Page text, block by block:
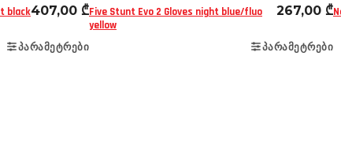
black407,00 ₾
ᲞᲐᲠᲐᲛᲔᲢᲠᲔᲑᲘ
Five Stunt Evo 2 Gloves night blue/fluo
yellow
267,00 ₾
ᲞᲐᲠᲐᲛᲔᲢᲠᲔᲑᲘ